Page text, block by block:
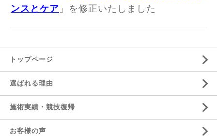
ンスとケア 」を修正いたしました
トップページ
選ばれる理由
施術実績・競技復帰
お客様の声